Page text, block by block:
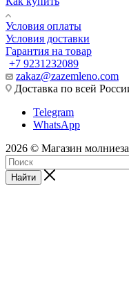
Условия оплаты
Условия доставки
Гарантия на товар
+7 9231232089
zakaz@zazemleno.com
Доставка по всей
Telegram
WhatsApp
2026 © Магазин
Найти